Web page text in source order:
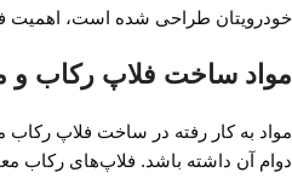
خودرویتان طراحی شده است، اهمیت
مواد ساخت فلاپ رکاب و
مواد به کار رفته در ساخت فلاپ رکاب
دوام آن داشته باشد. فلاپ‌های رکاب